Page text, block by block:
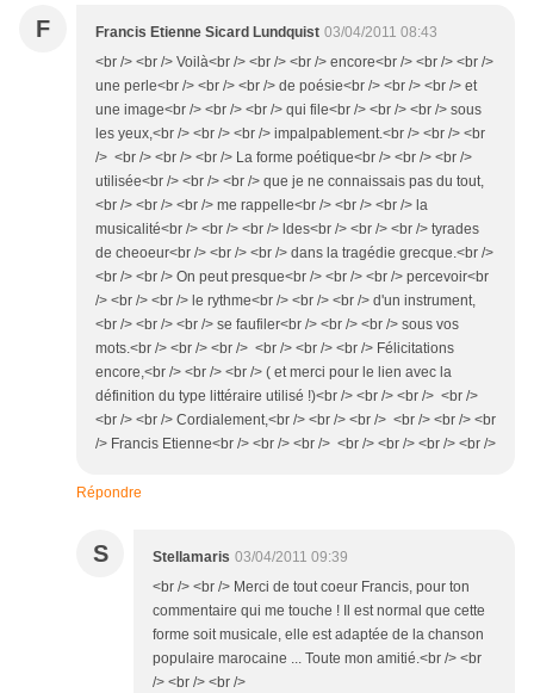
F Francis Etienne Sicard Lundquist 03/04/2011 08:43
<br /> <br /> Voilà<br /> <br /> <br /> encore<br /> <br /> <br />
une perle<br /> <br /> <br /> de poésie<br /> <br /> <br /> et
une image<br /> <br /> <br /> qui file<br /> <br /> <br /> sous
les yeux,<br /> <br /> <br /> impalpablement.<br /> <br /> <br
/> <br /> <br /> <br /> La forme poétique<br /> <br /> <br />
utilisée<br /> <br /> <br /> que je ne connaissais pas du tout,
<br /> <br /> <br /> me rappelle<br /> <br /> <br /> la
musicalité<br /> <br /> <br /> ldes<br /> <br /> <br /> tyrades
de cheoeur<br /> <br /> <br /> dans la tragédie grecque.<br />
<br /> <br /> On peut presque<br /> <br /> <br /> percevoir<br
/> <br /> <br /> le rythme<br /> <br /> <br /> d'un instrument,
<br /> <br /> <br /> se faufiler<br /> <br /> <br /> sous vos
mots.<br /> <br /> <br /> <br /> <br /> <br /> Félicitations
encore,<br /> <br /> <br /> ( et merci pour le lien avec la
définition du type littéraire utilisé !)<br /> <br /> <br /> <br />
<br /> <br /> Cordialement,<br /> <br /> <br /> <br /> <br /> <br
/> Francis Etienne<br /> <br /> <br /> <br /> <br /> <br /> <br />
Répondre
S Stellamaris 03/04/2011 09:39
<br /> <br /> Merci de tout coeur Francis, pour ton
commentaire qui me touche ! Il est normal que cette
forme soit musicale, elle est adaptée de la chanson
populaire marocaine ... Toute mon amitié.<br /> <br
/> <br /> <br />